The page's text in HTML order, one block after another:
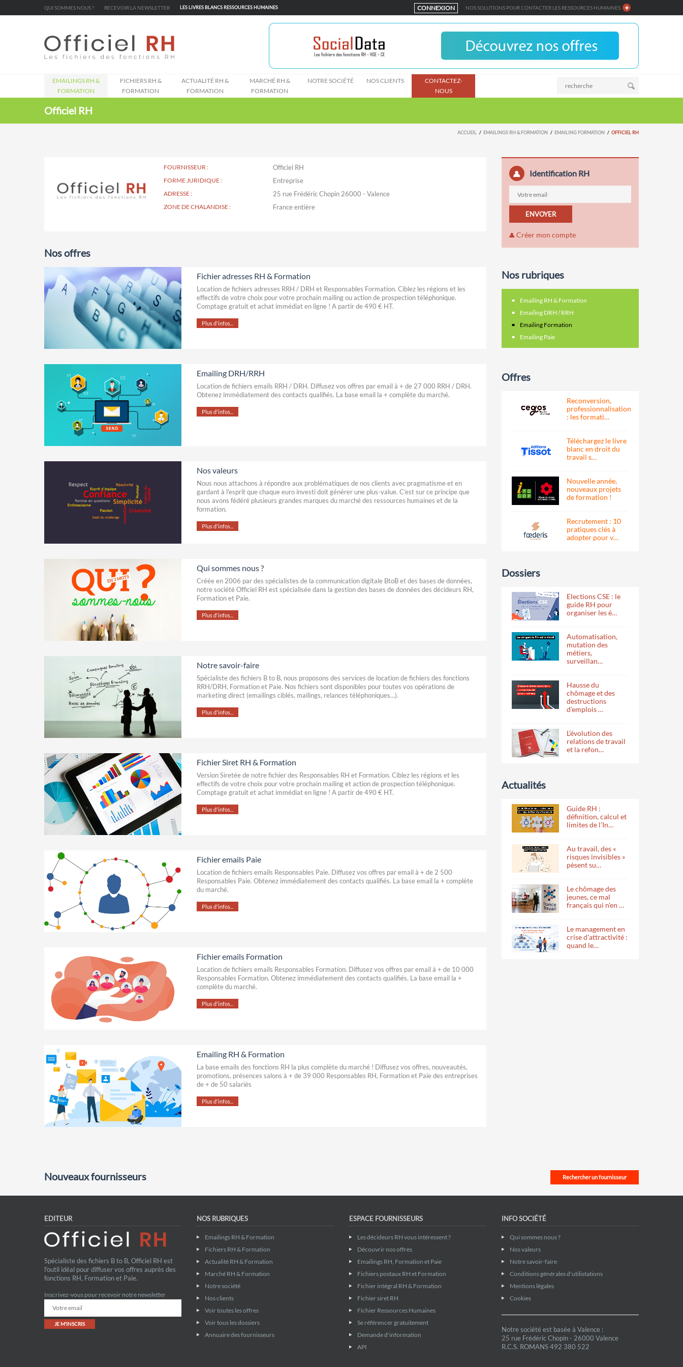
QUI SOMMES NOUS ? RECEVOIR LA NEWSLETTER LES LIVRES BLANCS RESSOURCES HUMAINES CONNEXION NOS SOLUTIONS POUR CONTACTER LES RESSOURCES HUMAINES
EMAILINGS RH &
FORMATION
FICHIERS RH &
FORMATION
ACTUALITÉ RH &
FORMATION
MARCHÉ RH &
FORMATION
NOTRE SOCIÉTÉ NOS CLIENTS
CONTACTEZ-
NOUS
Officiel RH
ACCUEIL EMAILINGS RH & FORMATION EMAILING FORMATION OFFICIEL RH
FOURNISSEUR : Officiel RH
FORME JURIDIQUE : Entreprise
ADRESSE : 25 rue Frédéric Chopin 26000 - Valence
ZONE DE CHALANDISE :
Nos offres
Fichier adresses RH & Formation
Location de fichiers adresses RRH / DRH et Responsables Formation. Ciblez les régions et les
effectifs de votre choix pour votre prochain mailing ou action de prospection téléphonique.
Comptage gratuit et achat immédiat en ligne ! A partir de 490 € HT.
Plus d'infos...
Emailing DRH/RRH
Location de fichiers emails RRH / DRH. Diffusez vos offres par email à + de 27 000 RRH / DRH.
Obtenez immédiatement des contacts qualifiés. La base email la + complète du marché.
Plus d'infos...
Nos valeurs
Nous nous attachons à répondre aux problématiques de nos clients avec pragmatisme et en
gardant à l’esprit que chaque euro investi doit générer une plus-value. C’est sur ce principe que
nous avons fédéré plusieurs grandes marques du marché des ressources humaines et de la
formation.
Plus d'infos...
Qui sommes nous ?
Créée en 2006 par des spécialistes de la communication digitale BtoB et des bases de données,
notre société Officiel RH est spécialisée dans la gestion des bases de données des décideurs RH,
Formation et Paie.
Plus d'infos...
Notre savoir-faire
Spécialiste des fichiers B to B, nous proposons des services de location de fichiers des fonctions
RRH/DRH, Formation et Paie. Nos fichiers sont disponibles pour toutes vos opérations de
marketing direct (emailings ciblés, mailings, relances téléphoniques…).
Plus d'infos...
Fichier Siret RH & Formation
Version Siretée de notre fichier des Responsables RH et Formation. Ciblez les régions et les
effectifs de votre choix pour votre prochain mailing et action de prospection téléphonique.
Comptage gratuit et achat immédiat en ligne ! A partir de 490 € HT.
Plus d'infos...
Fichier emails Paie
Location de fichiers emails Responsables Paie. Diffusez vos offres par email à + de 2 500
Responsables Paie. Obtenez immédiatement des contacts qualifiés. La base email la + complète
du marché.
Plus d'infos...
Fichier emails Formation
Location de fichiers emails Responsables Formation. Diffusez vos offres par email à + de 10 000
Responsables Formation. Obtenez immédiatement des contacts qualifiés. La base email la +
complète du marché.
Plus d'infos...
Emailing RH & Formation
La base emails des fonctions RH la plus complète du marché ! Diffusez vos offres, nouveautés,
promotions, présences salons à + de 39 000 Responsables RH, Formation et Paie des entreprises
de + de 50 salariés
Plus d'infos...
Identification RH
ENVOYER
Créer mon compte
Nos rubriques
Emailing RH & Formation
Emailing DRH / RRH
Emailing Formation
Emailing Paie
Offres
Reconversion,
professionnalisation
: les formati…
Téléchargez le livre
blanc en droit du
travail s…
Nouvelle année,
nouveaux projets
de formation !
Recrutement : 10
pratiques clés à
adopter pour v…
Dossiers
Elections CSE : le
guide RH pour
organiser les é…
Automatisation,
mutation des
métiers,
surveillan…
Hausse du
chômage et des
destructions
d’emplois …
L’évolution des
relations de travail
et la refon…
Actualités
Guide RH :
définition, calcul et
limites de l’In…
Au travail, des «
risques invisibles »
pèsent su…
Le chômage des
jeunes, ce mal
français qui n'en …
Le management en
crise d'attractivité :
quand le…
Rechercher un fournisseur
Nouveaux fournisseurs
EDITEUR
Spécialiste des fichiers B to B, Officiel RH est
l'outil idéal pour diffuser vos offres auprès des
fonctions RH, Formation et Paie.
Inscrivez-vous pour recevoir notre newsletter
JE M'INSCRIS
NOS RUBRIQUES
Emailings RH & Formation
Fichiers RH & Formation
Actualité RH & Formation
Marché RH & Formation
Notre société
Nos clients
Voir toutes les offres
Voir tous les dossiers
Annuaire des fournisseurs
ESPACE FOURNISSEURS
Les décideurs RH vous intéressent ?
Découvrir nos offres
Emailings RH, Formation et Paie
Fichiers postaux RH et Formation
Fichier intégral RH & Formation
Fichier siret RH
Fichier Ressources Humaines
Se référencer gratuitement
Demande d'information
API
INFO SOCIÉTÉ
Qui sommes nous ?
Nos valeurs
Notre savoir-faire
Conditions générales d'utilistations
Mentions légales
Cookies
Notre société est basée à Valence :
25 rue Frédéric Chopin - 26000 Valence
R.C.S. ROMANS 492 380 522
Cookies management panel